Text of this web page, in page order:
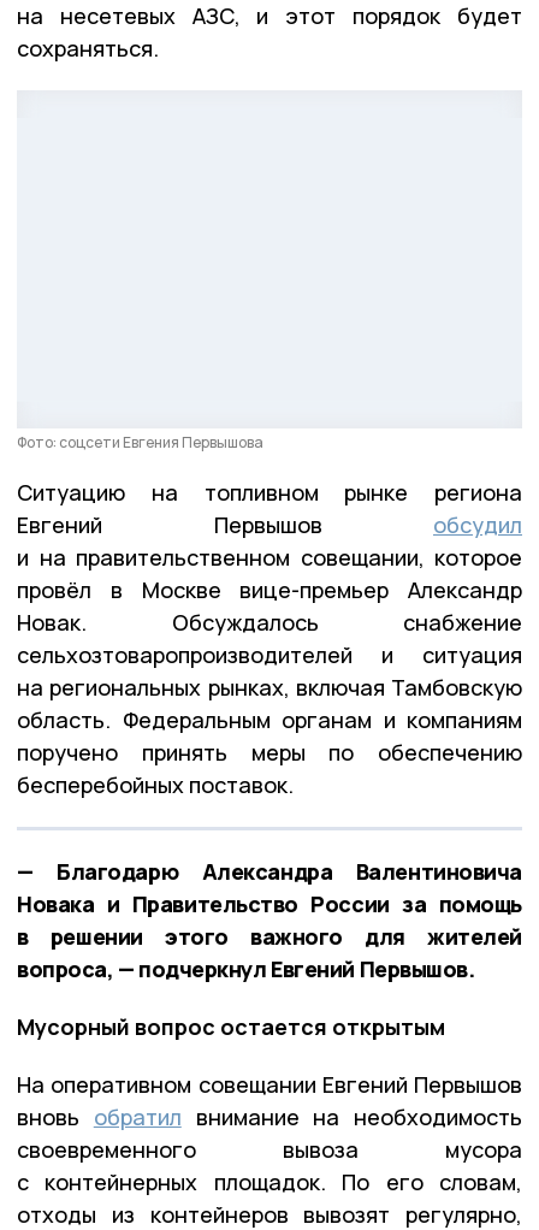
на несетевых АЗС, и этот порядок будет
сохраняться.
Фото: соцсети Евгения Первышова
Ситуацию на топливном рынке региона
Евгений Первышов обсудил
и на правительственном совещании, которое
провёл в Москве вице-премьер Александр
Новак. Обсуждалось снабжение
сельхозтоваропроизводителей и ситуация
на региональных рынках, включая Тамбовскую
область. Федеральным органам и компаниям
поручено принять меры по обеспечению
бесперебойных поставок.
— Благодарю Александра Валентиновича
Новака и Правительство России за помощь
в решении этого важного для жителей
вопроса, — подчеркнул Евгений Первышов.
Мусорный вопрос остается открытым
На оперативном совещании Евгений Первышов
вновь обратил внимание на необходимость
своевременного вывоза мусора
с контейнерных площадок. По его словам,
отходы из контейнеров вывозят регулярно,